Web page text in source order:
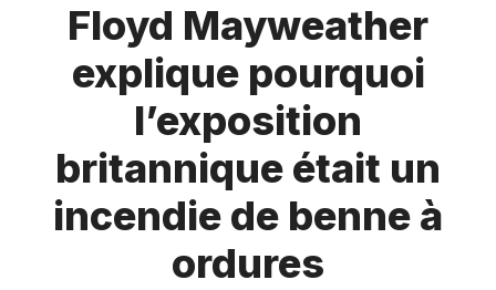
Floyd Mayweather
explique pourquoi
l’exposition
britannique était un
incendie de benne à
ordures